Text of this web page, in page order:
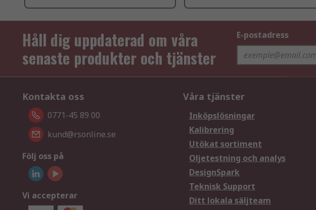
Håll dig uppdaterad om våra
senaste produkter och tjänster
E-postadress
Kontakta oss
0771-45 89 00
kund@rsonline.se
Följ oss på
Vi accepterar
Våra tjänster
Inköpslösningar
Kalibrering
Utökat sortiment
Oljetestning och analys
DesignSpark
Teknisk Support
Ditt lokala säljteam